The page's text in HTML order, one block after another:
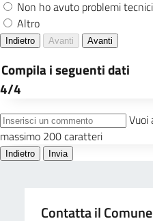
Contatta il Comune